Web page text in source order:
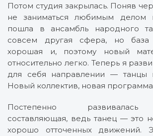
Потом студия закрылась. Поняв
не заниматься любимым делом
пошла в ансамбль народного
совсем другая сфера, но
хорошая и, поэтому новый
относительно легко. Теперь я
для себя направлении — танцы
Новый коллектив, новая
Постепенно развивалась
составляющая, ведь танец — это
хорошо отточенных движений.